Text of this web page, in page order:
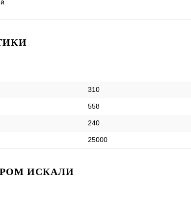
310
558
240
25000
ИСКАЛИ